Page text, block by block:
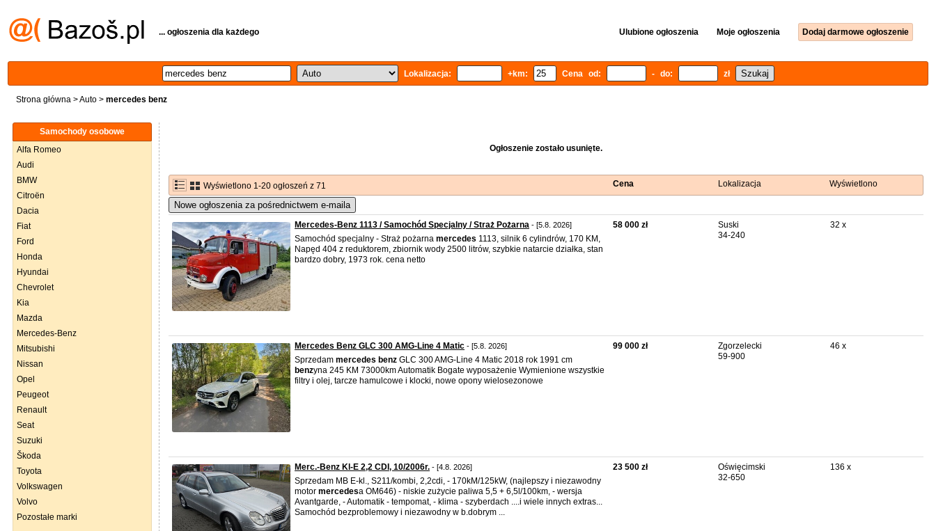
... ogłoszenia dla każdego Ulubione ogłoszenia Moje ogłoszenia Dodaj darmowe ogłoszenie
Lokalizacja: +km: Cena od: - do: zł
Strona główna >Auto > mercedes benz
Samochody osobowe
Alfa Romeo
Audi
BMW
Citroën
Dacia
Fiat
Ford
Honda
Hyundai
Chevrolet
Kia
Mazda
Mercedes-Benz
Mitsubishi
Nissan
Opel
Peugeot
Renault
Seat
Suzuki
Škoda
Toyota
Volkswagen
Volvo
Pozostałe marki
Ogłoszenie zostało usunięte.
Wyświetlono 1-20 ogłoszeń z 71 Cena Lokalizacja Wyświetlono
Nowe ogłoszenia za pośrednictwem e-maila
Mercedes-Benz 1113 / Samochód Specjalny / Straż Pożarna - [5.8. 2026]
Samochód specjalny - Straż pożarna mercedes 1113, silnik 6 cylindrów, 170 KM,
Napęd 404 z reduktorem, zbiornik wody 2500 litrów, szybkie natarcie działka, stan
bardzo dobry, 1973 rok. cena netto
58 000 zł
Suski
34-240
32 x
Mercedes Benz GLC 300 AMG-Line 4 Matic - [5.8. 2026]
Sprzedam mercedes benz GLC 300 AMG-Line 4 Matic 2018 rok 1991 cm
benzyna 245 KM 73000km Automatik Bogate wyposażenie Wymienione wszystkie
filtry i olej, tarcze hamulcowe i klocki, nowe opony wielosezonowe
99 000 zł
Zgorzelecki
59-900
46 x
Merc.-Benz Kl-E 2,2 CDI, 10/2006r. - [4.8. 2026]
Sprzedam MB E-kl., S211/kombi, 2,2cdi, - 170kM/125kW, (najlepszy i niezawodny
motor mercedesa OM646) - niskie zużycie paliwa 5,5 + 6,5l/100km, - wersja
Avantgarde, - Automatik - tempomat, - klima - szyberdach ....i wiele innych extras...
Samochód bezproblemowy i niezawodny w b.dobrym ...
23 500 zł
Oświęcimski
32-650
136 x